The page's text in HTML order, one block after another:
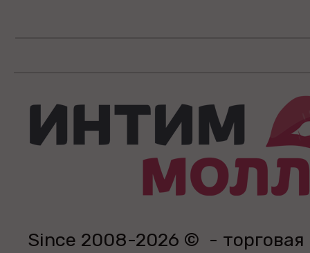
Since 2008-2026 © - торговая